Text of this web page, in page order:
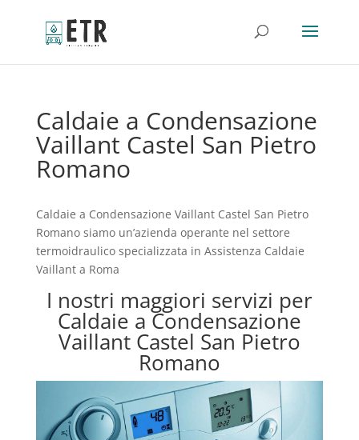
Caldaie a Condensazione
Vaillant Castel San Pietro
Romano
Caldaie a Condensazione Vaillant Castel San Pietro
Romano siamo un’azienda operante nel settore
termoidraulico specializzata in Assistenza Caldaie
Vaillant a Roma
I nostri maggiori servizi per
Caldaie a Condensazione
Vaillant Castel San Pietro
Romano